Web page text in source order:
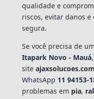
qualidade e
riscos, evitar danos
segura.
Se você precisa de
Itapark Novo - Mauá
site
WhatsApp 11 94153-
problemas em pia,